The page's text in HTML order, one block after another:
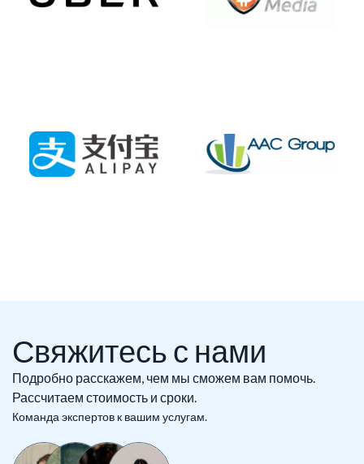
Свяжитесь с нами
Подробно расскажем, чем мы сможем вам помочь.
Рассчитаем стоимость и сроки.
Команда экспертов к вашим услугам.